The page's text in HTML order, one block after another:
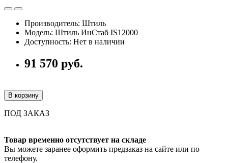
Производитель: Штиль
Модель: Штиль ИнСтаб IS12000
Доступность: Нет в наличии
91 570 руб.
В корзину
ПОД ЗАКАЗ
Товар временно отсутствует на складе
Вы можете заранее оформить предзаказ на сайте или по
телефону.